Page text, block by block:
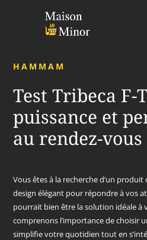
HAMMAM
Test Tribeca F-
puissance et
au rendez-vous
Vous êtes à la recherche d’un
design élégant pour répondre à vos
pourrait bien être la solution idéale à
comprenons l’importance de choisir
simplifie votre quotidien tout en